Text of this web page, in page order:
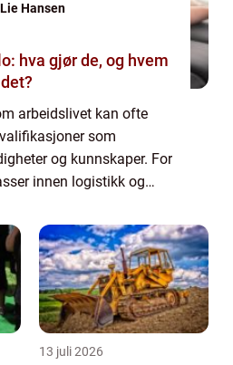
Hansen
hva gjør de, og hvem
arbeidslivet kan ofte
som
og kunnskaper. For
innen logistikk og
13 juli 2026